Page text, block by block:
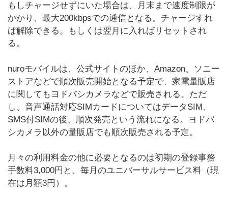
もしチャージせずにいた場合は、月末まで速度制限が
かかり、最大200kbpsでの通信となる。チャージすれ
ば解除できる。もしくは翌月に入ればリセットされ
る。
nuroモバイルは、公式サイトのほか、Amazon、ソニー
ストアなどで順次販売開始となる予定で、家電量販店
に関してもヨドバシカメラなどで販売される。ただ
し、音声通話対応SIMカードについてはデータSIM、
SMS付SIMの後、順次発売という流れになる。ヨドバ
シカメラ以外の量販店でも順次販売される予定。
月々の利用料金の他に必要となるのは初期の登録事務
手数料3,000円と、毎月のユニバーサルサービス料（現
在は月額3円）。